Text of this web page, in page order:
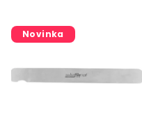
Novinka